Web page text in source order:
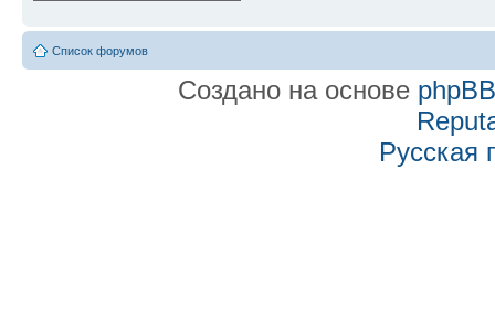
Список форумов
Создано на основе phpBB
Русская